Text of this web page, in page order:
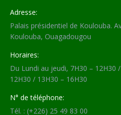
Adresse:
Palais présidentiel de Koulouba.
Koulouba, Ouagadougou
Horaires:
Du Lundi au jeudi, 7H30 – 12H30
12H30 / 13H30 – 16H30
N° de téléphone:
Tél. : (+226) 25 49 83 00